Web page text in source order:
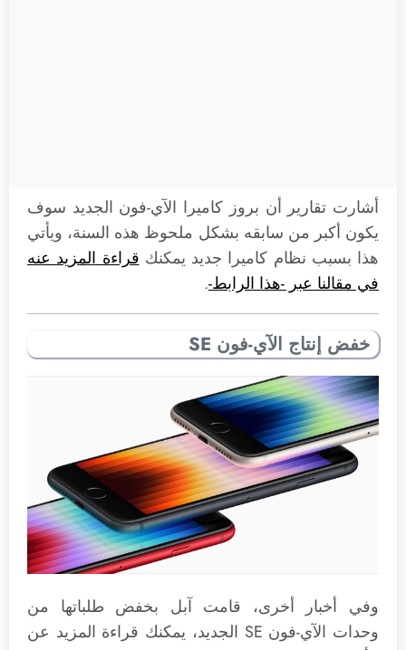
أشارت تقارير أن بروز كاميرا الآي-فون الجديد سوف
يكون أكبر من سابقه بشكل ملحوظ هذه السنة، ويأتي
هذا بسبب نظام كاميرا جديد يمكنك قراءة المزيد عنه
في مقالنا عبر -هذا الرابط-.
خفض إنتاج الآي-فون SE
وفي أخبار أخرى، قامت آبل بخفض طلباتها من
وحدات الآي-فون SE الجديد، يمكنك قراءة المزيد عن